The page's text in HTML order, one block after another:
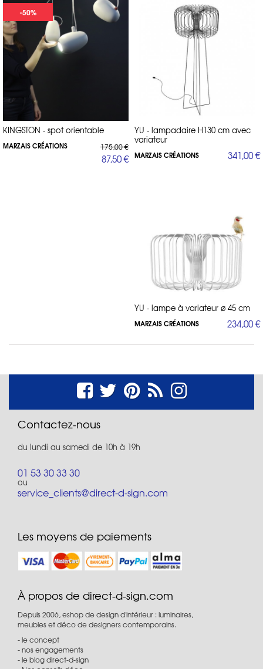
-50%
KINGSTON - spot orientable
MARZAIS CRÉATIONS 175,00 €
87,50 €
YU - lampadaire H130 cm avec
variateur
MARZAIS CRÉATIONS 341,00 €
YU - lampe à variateur ø 45 cm
MARZAIS CRÉATIONS 234,00 €
Contactez-nous
du lundi au samedi de 10h à 19h
01 53 30 33 30
ou
service_clients@direct-d-sign.com
Les moyens de paiements
À propos de direct-d-sign.com
Depuis 2006, eshop de design d'intérieur : luminaires,
meubles et déco de designers contemporains.
le concept
nos engagements
le blog direct-d-sign